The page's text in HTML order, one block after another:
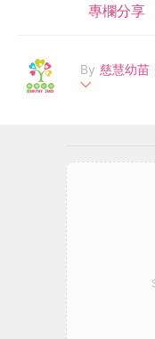
專欄分享
By 慈慧幼苗
課程等服務，教育公眾
童、家長、及專業同工